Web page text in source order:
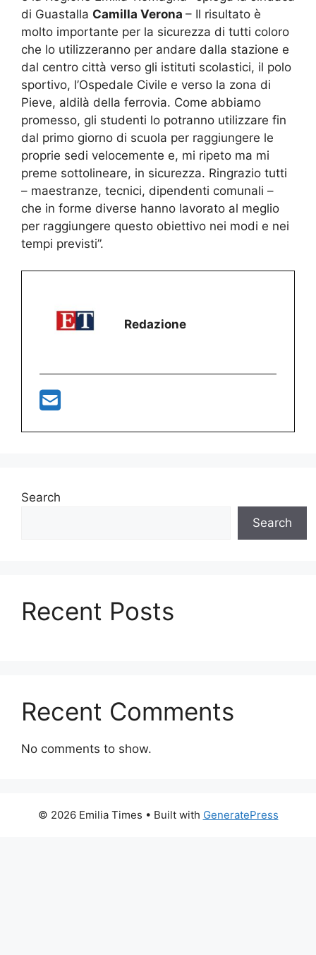
di Guastalla Camilla Verona – Il risultato è
molto importante per la sicurezza di tutti coloro
che lo utilizzeranno per andare dalla stazione e
dal centro città verso gli istituti scolastici, il polo
sportivo, l’Ospedale Civile e verso la zona di
Pieve, aldilà della ferrovia. Come abbiamo
promesso, gli studenti lo potranno utilizzare fin
dal primo giorno di scuola per raggiungere le
proprie sedi velocemente e, mi ripeto ma mi
preme sottolineare, in sicurezza. Ringrazio tutti
– maestranze, tecnici, dipendenti comunali –
che in forme diverse hanno lavorato al meglio
per raggiungere questo obiettivo nei modi e nei
tempi previsti”.
Redazione
Search
Search
Recent Posts
Recent Comments
No comments to show.
© 2026 Emilia Times • Built with GeneratePress